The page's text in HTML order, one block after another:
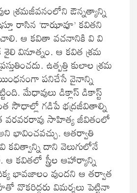
శ్రమజీవనంలోని ఔన్నత్యాన్ని
రాసిన ‘డాఝావూ’ కవితని
ఆ కవితా వచనానికి వి వి
శైలి వినూత్నం. ఆ కవిత శ్రమ
ఉత్పత్తి కులాల శ్రమ
పనిచేసే వైనాన్ని
మేధావులు డిక్లాస్ డికాస్ట్
సౌధాల్లో గడిపే భద్రజీవితాల్ని
వరవరరావు సాహిత్య జీవితంలో
భావించవచ్చు. ఆతర్వాతి
దాని వెలుగులోనే
కవితలో స్త్రీల ఆహార్యాన్ని
భావజాలం వుందని ఆ తర్వాత
వొకరిద్దరు విమర్శలు పెట్టినా